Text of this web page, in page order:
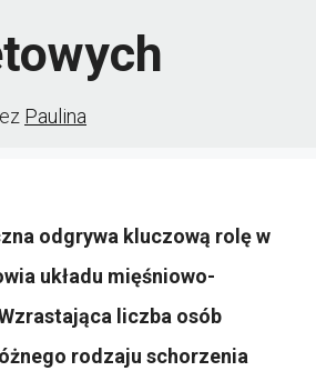
Paulina
odgrywa kluczową rolę w
układu mięśniowo-
liczba osób
rodzaju schorzenia